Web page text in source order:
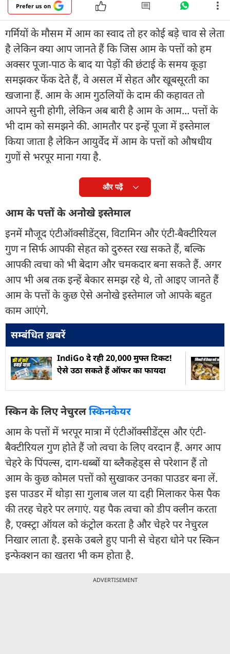
Prefer us on
गर्मियों के मौसम में आम का स्वाद तो हर कोई बड़े चाव से लेता
है लेकिन क्या आप जानते हैं कि जिस आम के पत्तों को हम
अक्सर पूजा-पाठ के बाद या पेड़ों की छंटाई के समय कूड़ा
समझकर फेंक देते हैं, वे असल में सेहत और खूबसूरती का
खजाना हैं. आम के आम गुठलियों के दाम की कहावत तो
आपने सुनी होगी, लेकिन अब बारी है आम के आम... पत्तों के
भी दाम को समझने की. आमतौर पर इन्हें पूजा में इस्तेमाल
किया जाता है लेकिन आयुर्वेद में आम के पत्तों को औषधीय
गुणों से भरपूर माना गया है.
और पढ़ें
आम के पत्तों के अनोखे इस्तेमाल
इनमें मौजूद एंटीऑक्सीडेंट्स, विटामिन और एंटी-बैक्टीरियल
गुण न सिर्फ आपकी सेहत को दुरुस्त रख सकते हैं, बल्कि
आपकी त्वचा को भी बेदाग और चमकदार बना सकते हैं. अगर
आप भी अब तक इन्हें बेकार समझ रहे थे, तो आइए जानते हैं
आम के पत्तों के कुछ ऐसे अनोखे इस्तेमाल जो आपके बहुत
काम आएंगे.
सम्बंधित ख़बरें
IndiGo दे रही 20,000 मुफ्त टिकट!
ऐसे उठा सकते हैं ऑफर का फायदा
स्किन के लिए नेचुरलस्किनकेयर
आम के पत्तों में भरपूर मात्रा में एंटीऑक्सीडेंट्स और एंटी-
बैक्टीरियल गुण होते हैं जो त्वचा के लिए वरदान हैं. अगर आप
चेहरे के पिंपल्स, दाग-धब्बों या ब्लैकहेड्स से परेशान हैं तो
आम के कुछ कोमल पत्तों को सुखाकर उनका पाउडर बना लें.
इस पाउडर में थोड़ा सा गुलाब जल या दही मिलाकर फेस पैक
की तरह चेहरे पर लगाएं. यह पैक त्वचा को डीप क्लीन करता
है, एक्स्ट्रा ऑयल को कंट्रोल करता है और चेहरे पर नेचुरल
निखार लाता है. इसके उबले हुए पानी से चेहरा धोने पर स्किन
इन्फेक्शन का खतरा भी कम होता है.
ADVERTISEMENT